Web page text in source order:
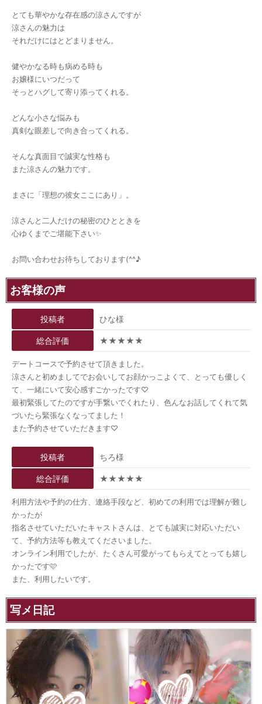
とても華やかな存在感の涼さんですが
涼さんの魅力は
それだけにはとどまりません。
健やかなる時も病める時も
お嬢様にいつだって
そっとハグして寄り添ってくれる。
どんな小さな悩みも
真剣な眼差しで向き合ってくれる。
そんな真面目で誠実な性格も
また涼さんの魅力です。
まさに「理想の彼女ここにあり」。
涼さんと二人だけの秘密のひとときを
心ゆくまでご堪能下さい✨
お問い合わせお待ちしております(^^♪
お客様の声
投稿者 ひな様
総合評価 ★★★★★
デートコースで予約させて頂きました。
涼さんと初めましてでお会いしてお顔かっこよくて、とっても優しく
て、一緒にいて安心感すごかったです♡
最初緊張してたのですが手繋いでくれたり、色んなお話してくれて気
づいたら緊張なくなってました！
また予約させていただきます♡
投稿者 ちろ様
総合評価 ★★★★★
利用方法や予約の仕方、連絡手段など、初めての利用では理解が難し
かったが
指名させていただいたキャストさんは、とても誠実に対応いただい
て、予約方法等も教えてくださいました。
オンライン利用でしたが、たくさん可愛がってもらえてとっても嬉し
かったです🩷
また、利用したいです。
写メ日記